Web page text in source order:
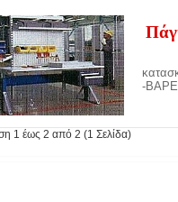
-
1 έως 2 από 2 (1 Σελίδα)